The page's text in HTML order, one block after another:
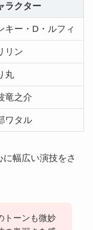
ラクター
キー・D・ルフィ
リン
丸
竜之介
ワタル
幅広い演技をさ
トーンも微妙